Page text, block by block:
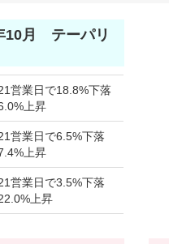
10月 テーパリ
営業日で18.8%下落
上昇
営業日で6.5%下落
上昇
営業日で3.5%下落
上昇